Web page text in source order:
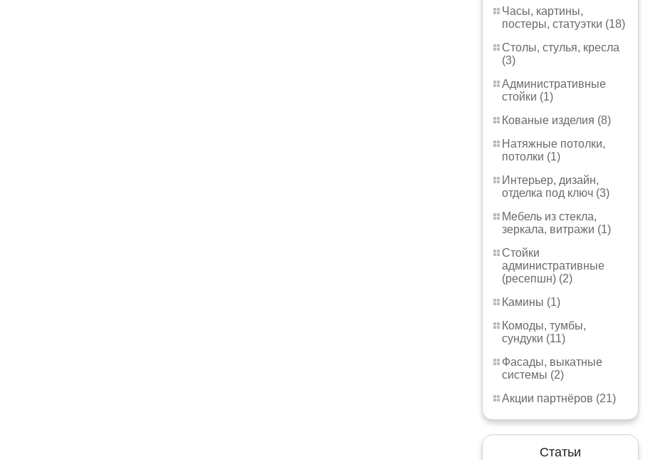
Часы, картины,
постеры, статуэтки (18)
Столы, стулья, кресла
(3)
Административные
стойки (1)
Кованые изделия (8)
Натяжные потолки,
потолки (1)
Интерьер, дизайн,
отделка под ключ (3)
Мебель из стекла,
зеркала, витражи (1)
Стойки
административные
(ресепшн) (2)
Камины (1)
Комоды, тумбы,
сундуки (11)
Фасады, выкатные
системы (2)
Акции партнёров (21)
Статьи